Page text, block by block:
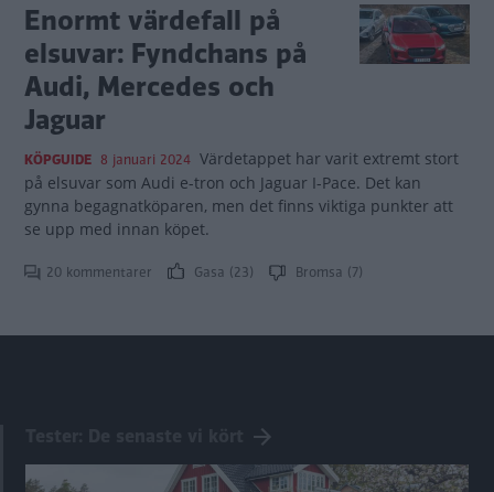
Enormt värdefall på
elsuvar: Fyndchans på
Audi, Mercedes och
Jaguar
KÖPGUIDE 8 januari 2024 Värdetappet har varit extremt stort
på elsuvar som Audi e-tron och Jaguar I-Pace. Det kan
gynna begagnatköparen, men det finns viktiga punkter att
se upp med innan köpet.
20 kommentarer Gasa (23) Bromsa (7)